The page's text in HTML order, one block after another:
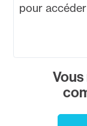
pour
Vous